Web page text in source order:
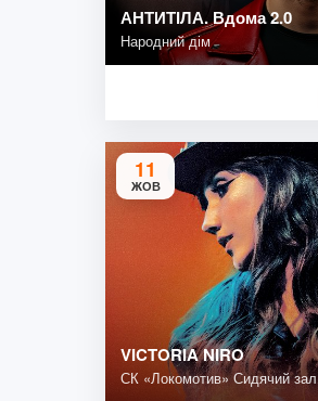
АНТИТІЛА. Вдома 2.0
Народний дім
11
ЖОВ
VICTORIA NIRO
СК «Локомотив» Сидячий зал